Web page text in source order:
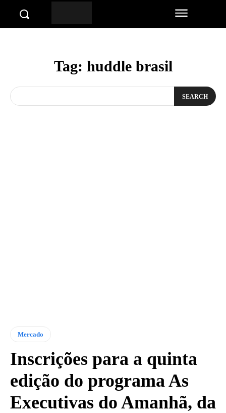
Tag: huddle brasil
SEARCH
Mercado
Inscrições para a quinta
edição do programa As
Executivas do Amanhã, da